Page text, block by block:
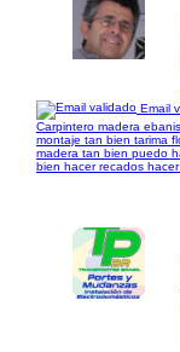
Email
Carpintero madera
montaje tan bien tarima
madera tan bien puedo
bien hacer recados